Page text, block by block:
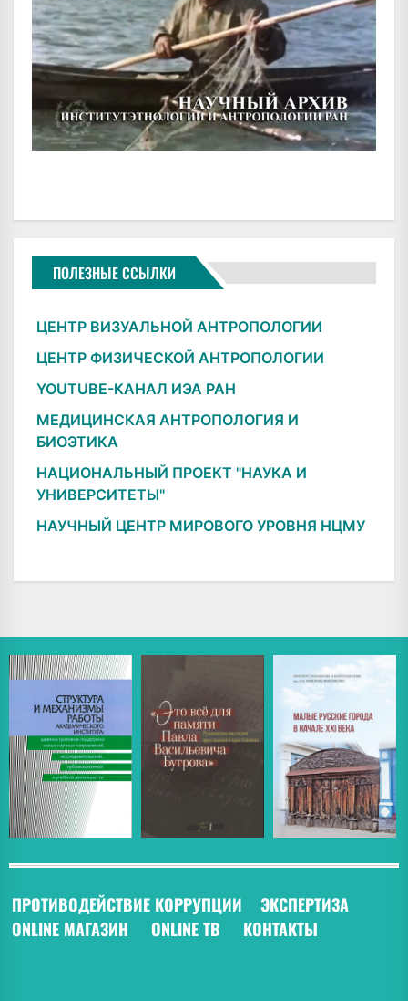
ПОЛЕЗНЫЕ ССЫЛКИ
ЦЕНТР ВИЗУАЛЬНОЙ АНТРОПОЛОГИИ
ЦЕНТР ФИЗИЧЕСКОЙ АНТРОПОЛОГИИ
YOUTUBE-КАНАЛ ИЭА РАН
МЕДИЦИНСКАЯ АНТРОПОЛОГИЯ И
БИОЭТИКА
НАЦИОНАЛЬНЫЙ ПРОЕКТ "НАУКА И
УНИВЕРСИТЕТЫ"
НАУЧНЫЙ ЦЕНТР МИРОВОГО УРОВНЯ НЦМУ
ПРОТИВОДЕЙСТВИЕ КОРРУПЦИИ ЭКСПЕРТИЗА
ONLINE МАГАЗИН
ONLINE ТВ КОНТАКТЫ